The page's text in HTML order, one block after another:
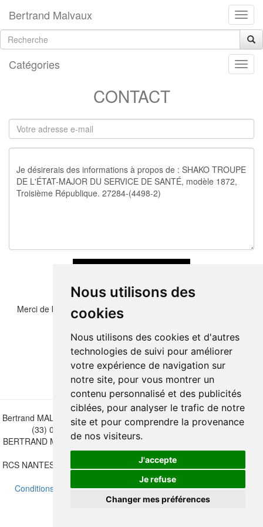
Nous utilisons des
cookies
Nous utilisons des cookies et d'autres
technologies de suivi pour améliorer
votre expérience de navigation sur
notre site, pour vous montrer un
contenu personnalisé et des publicités
ciblées, pour analyser le trafic de notre
site et pour comprendre la provenance
de nos visiteurs.
J'accepte
Je refuse
Changer mes préférences
Bertrand Malvaux
Catégories
CONTACT
Merci de bien vouloir recopier les chiffres et lettre ci-dessous :
Bertrand MALVAUX - 22 rue Crébillon, 44000 Nantes - FRANCE - Tél.
(33) 02 40 733 600 — bertrand.malvaux@wanadoo.fr
BERTRAND MALVAUX - ÉDITIONS DU CANONNIER SARL au capital
de 47.000 EUROS
RCS NANTES B 442 295 077 - N° INTRACOMMUNAUTAIRE CEE FR
30 442 295 077
Conditions de vente-Mettre à jour vos préférences de cookies